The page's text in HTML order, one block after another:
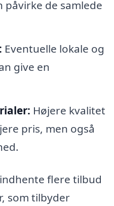
de samlede
Eventuelle lokale og
give en
Højere kvalitet
pris, men også
flere tilbud
som tilbyder